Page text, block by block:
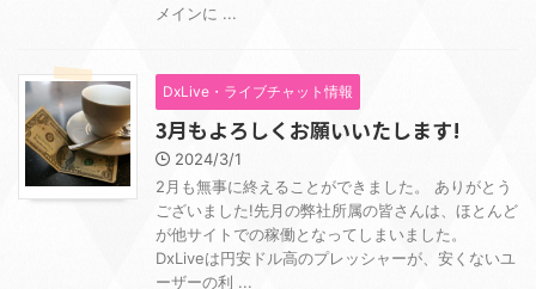
メインに ...
DxLive・ライブチャット情報
3月もよろしくお願いいたします!
2024/3/1
2月も無事に終えることができました。 ありがとう
ございました!先月の弊社所属の皆さんは、ほとんど
が他サイトでの稼働となってしまいました。
DxLiveは円安ドル高のプレッシャーが、安くないユ
ーザーの利 ...